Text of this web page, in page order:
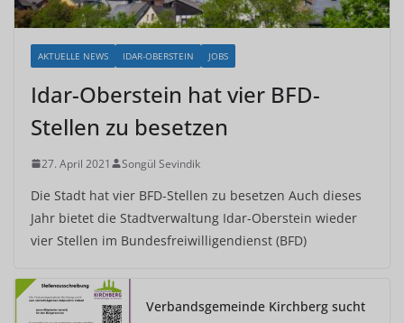
AKTUELLE NEWS IDAR-OBERSTEIN JOBS
Idar-Oberstein hat vier BFD-
Stellen zu besetzen
27. April 2021 Songül Sevindik
Die Stadt hat vier BFD-Stellen zu besetzen Auch dieses
Jahr bietet die Stadtverwaltung Idar-Oberstein wieder
vier Stellen im Bundesfreiwilligendienst (BFD)
Verbandsgemeinde Kirchberg sucht